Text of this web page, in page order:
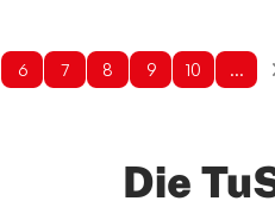
6 7 8 9 10 …
Die